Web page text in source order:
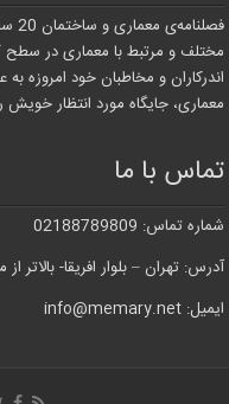
مختلف و مرتبط با معماری در
اندرکاران و مخاطبان خود امروزه
معماری، جایگاه مورد انتظار
تماس با ما
شماره تماس: 02188789809
آدرس: تهران – بلوار افریقا- بالاتر از میرداماد-
ایمیل: info@memary.net